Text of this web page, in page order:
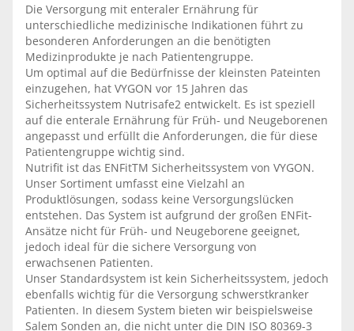
Die Versorgung mit enteraler Ernährung für
unterschiedliche medizinische Indikationen führt zu
besonderen Anforderungen an die benötigten
Medizinprodukte je nach Patientengruppe.
Um optimal auf die Bedürfnisse der kleinsten Pateinten
einzugehen, hat VYGON vor 15 Jahren das
Sicherheitssystem Nutrisafe2 entwickelt. Es ist speziell
auf die enterale Ernährung für Früh- und Neugeborenen
angepasst und erfüllt die Anforderungen, die für diese
Patientengruppe wichtig sind.
Nutrifit ist das ENFitTM Sicherheitssystem von VYGON.
Unser Sortiment umfasst eine Vielzahl an
Produktlösungen, sodass keine Versorgungslücken
entstehen. Das System ist aufgrund der großen ENFit-
Ansätze nicht für Früh- und Neugeborene geeignet,
jedoch ideal für die sichere Versorgung von
erwachsenen Patienten.
Unser Standardsystem ist kein Sicherheitssystem, jedoch
ebenfalls wichtig für die Versorgung schwerstkranker
Patienten. In diesem System bieten wir beispielsweise
Salem Sonden an, die nicht unter die DIN ISO 80369-3